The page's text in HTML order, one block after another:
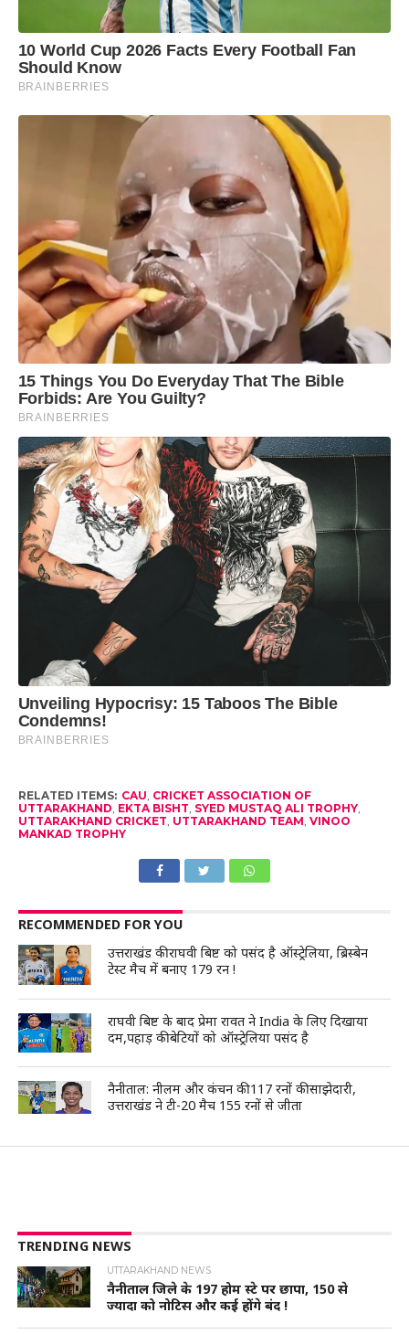
RELATED ITEMS: CAU CRICKET ASSOCIATION OF
UTTARAKHAND EKTA BISHT SYED MUSTAQ ALI TROPHY,
UTTARAKHAND CRICKET UTTARAKHAND TEAM VINOO
MANKAD TROPHY
RECOMMENDED FOR YOU
उत्तराखंड की राघवी बिष्ट को पसंद है ऑस्ट्रेलिया, ब्रिस्बेन
टेस्ट मैच में बनाए 179 रन !
राघवी बिष्ट के बाद प्रेमा रावत ने India के लिए दिखाया
दम,पहाड़ की बेटियों को ऑस्ट्रेलिया पसंद है
नैनीताल: नीलम और कंचन की 117 रनों की साझेदारी,
उत्तराखंड ने टी-20 मैच 155 रनों से जीता
TRENDING NEWS
UTTARAKHAND NEWS
नैनीताल जिले के 197 होम स्टे पर छापा, 150 से
ज्यादा को नोटिस और कई होंगे बंद !